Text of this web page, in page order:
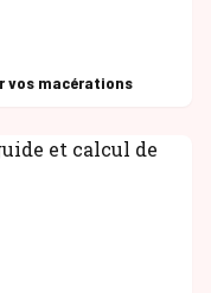
vos macérations